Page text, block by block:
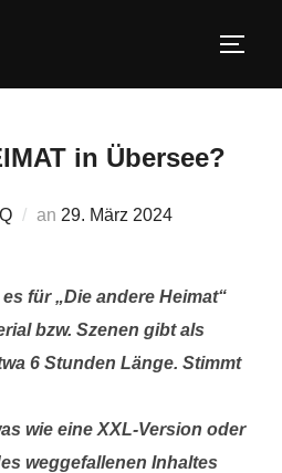
in Übersee?
an Veröffentlicht
29. März 2024
für „Die andere Heimat“
bzw. Szenen gibt als
6 Stunden Länge. Stimmt
wie eine XXL-Version oder
weggefallenen Inhaltes